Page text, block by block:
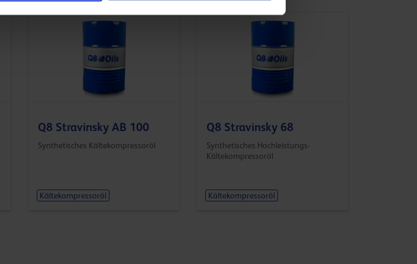
Q8 Stravinsky AB 100
Synthetisches Kältekompressoröl
Kältekompressoröl
Q8 Stravinsky 68
Synthetisches Hochleistungs-
Kältekompressoröl
Kältekompressoröl